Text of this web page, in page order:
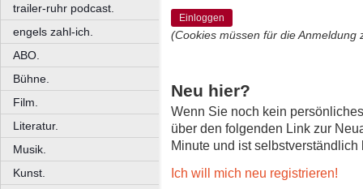
trailer-ruhr podcast.
engels zahl-ich.
ABO.
Bühne.
Film.
Literatur.
Musik.
Kunst.
Einloggen
(Cookies müssen für die Anmeldung
Neu hier?
Wenn Sie noch kein
über den folgenden Link zur
Minute und ist selbstverständlich
Ich will mich neu registrieren!